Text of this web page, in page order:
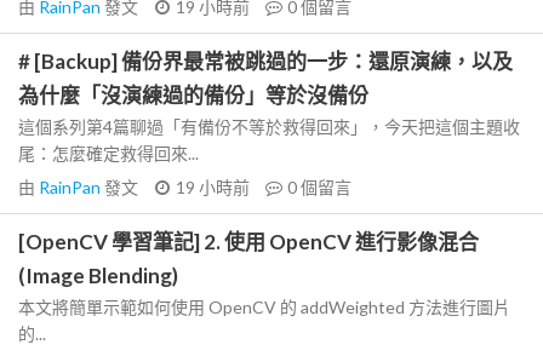
由 RainPan 發文 19 小時前 0個留言
# [Backup] 備份界最常被跳過的一步：還原演練，以及
為什麼「沒演練過的備份」等於沒備份
這個系列第4篇聊過「有備份不等於救得回來」，今天把這個主題收
尾：怎麼確定救得回來...
由 RainPan 發文 19 小時前 0個留言
[OpenCV 學習筆記] 2. 使用 OpenCV 進行影像混合
(Image Blending)
本文將簡單示範如何使用 OpenCV 的 addWeighted 方法進行圖片
的...